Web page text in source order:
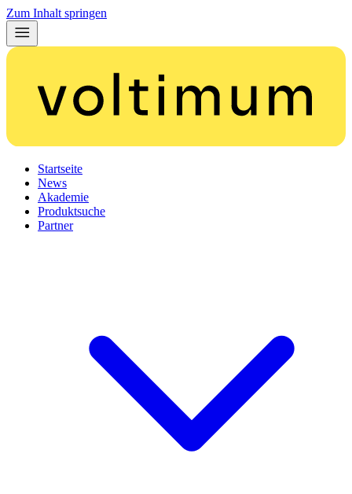
Zum Inhalt springen
Startseite
News
Akademie
Produktsuche
Partner